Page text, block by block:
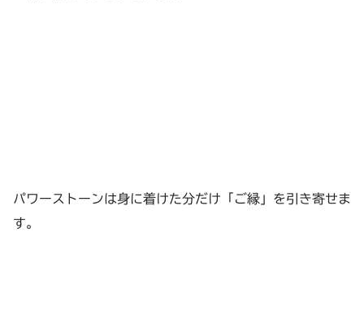
パワーストーンは身に着けた分だけ「ご縁」を引き寄せま
す。